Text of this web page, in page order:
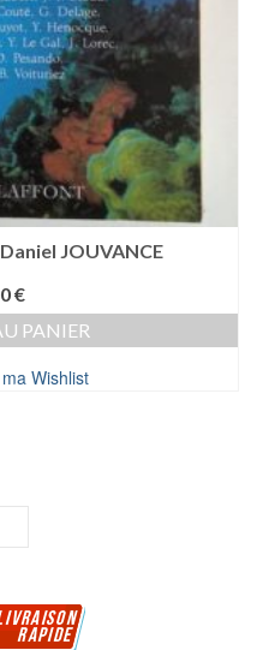
JOUVANCE
€
PANIER
Wishlist